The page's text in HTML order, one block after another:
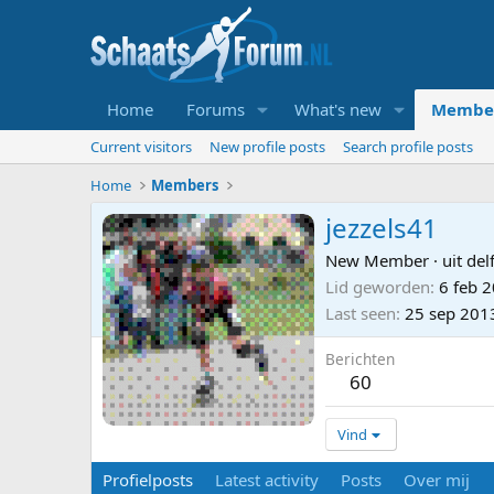
Home Forums What's new
Current visitors New profile posts
Search profile posts
Home
Members
jezzels41
New Member · uit
Lid geworden 6 feb
Last seen 25 sep
Berichten
60
Vind
Profielposts Latest activity Posts Over mij